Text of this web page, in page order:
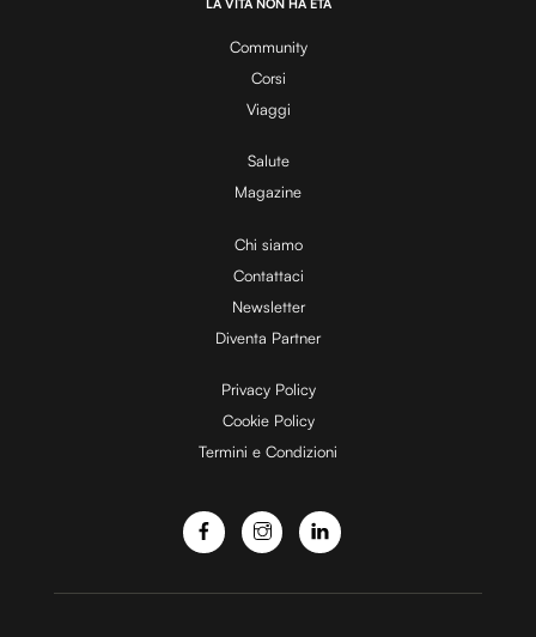
y
V
i
d
e
o
0
LA VITA NON HA ETÀ
Community
Corsi
Viaggi
Salute
Magazine
Chi siamo
Contattaci
Newsletter
Diventa Partner
Privacy Policy
Cookie Policy
Termini e Condizioni